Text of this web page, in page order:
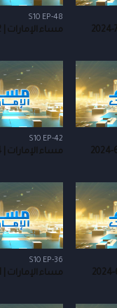
S10 EP-48
مساء الإمارات | 02-7-2024
S10 EP-42
مساء الإمارات | 24-6-2024
S10 EP-36
مساء الإمارات | 11-6-2024